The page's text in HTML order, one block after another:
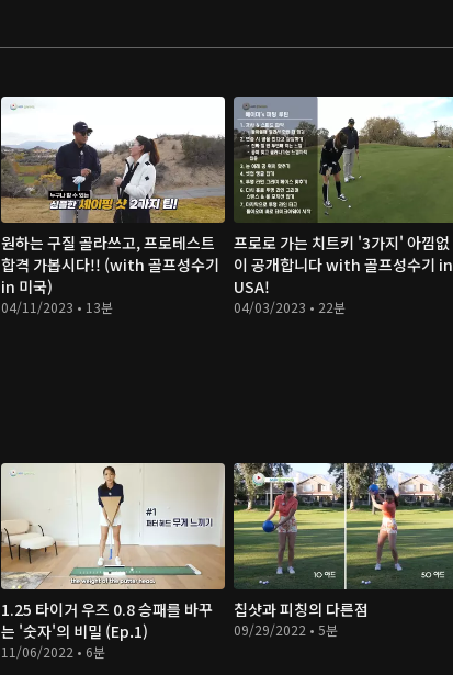
원하는 구질 골라쓰고, 프로테스트
합격 가봅시다!! (with 골프성수기
in 미국)
04/11/2023 • 13분
프로로 가는 치트키 '3가지' 아낌없
이 공개합니다 with 골프성수기 in
USA!
04/03/2023 • 22분
1.25 타이거 우즈 0.8 승패를 바꾸
는 '숫자'의 비밀 (Ep.1)
11/06/2022 • 6분
칩샷과 피칭의 다른점
09/29/2022 • 5분